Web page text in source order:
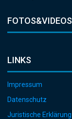
FOTOS&VIDEOS
LINKS
Impressum
Datenschutz
Juristische Erklärung